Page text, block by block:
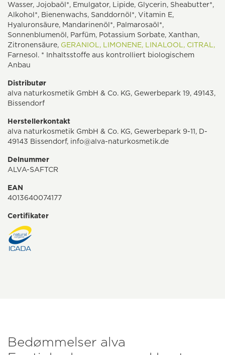
Wasser, Jojobaöl*, Emulgator, Lipide, Glycerin, Sheabutter*,
Alkohol*, Bienenwachs, Sanddornöl*, Vitamin E,
Hyaluronsäure, Mandarinenöl*, Palmarosaöl*,
Sonnenblumenöl, Parfüm, Potassium Sorbate, Xanthan,
Zitronensäure, GERANIOL, LIMONENE, LINALOOL, CITRAL,
Farnesol. * Inhaltsstoffe aus kontrolliert biologischem
Anbau
Distributør
alva naturkosmetik GmbH & Co. KG, Gewerbepark 19, 49143,
Bissendorf
Herstellerkontakt
alva naturkosmetik GmbH & Co. KG, Gewerbepark 9-11, D-
49143 Bissendorf, info@alva-naturkosmetik.de
Delnummer
ALVA-SAFTCR
EAN
4013640074177
Certifikater
Bedømmelser alva